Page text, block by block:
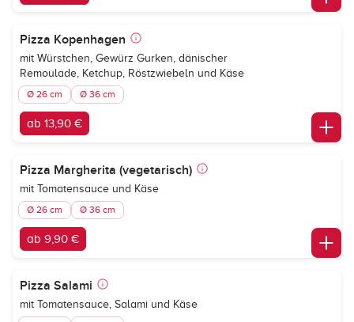
Pizza Kopenhagen
mit Würstchen, Gewürz Gurken, dänischer
Remoulade, Ketchup, Röstzwiebeln und Käse
Ø 26 cm Ø 36 cm
ab 13,90 €
Pizza Margherita (vegetarisch)
mit Tomatensauce und Käse
Ø 26 cm Ø 36 cm
ab 9,90 €
Pizza Salami
mit Tomatensauce, Salami und Käse